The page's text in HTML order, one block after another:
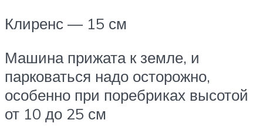
Клиренс — 15 см
Машина прижата к земле, и
парковаться надо осторожно,
особенно при поребриках высотой
от 10 до 25 см